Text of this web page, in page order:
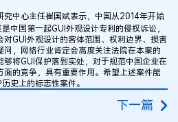
中心主任崔国斌表示，中国从2014年开始
中国第一起GUI外观设计专利的侵权诉讼，
GUI外观设计的客体范围、权利边界、损害
，网络行业肯定会高度关注法院在本案的
将GUI保护落到实处，对于规范中国企业在
的竞争，具有重要作用。希望上述案件能
史上的标志性案件。
下一篇